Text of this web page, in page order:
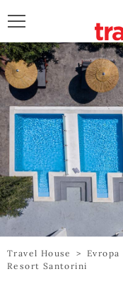
Travel House > Evropa
Resort Santorini